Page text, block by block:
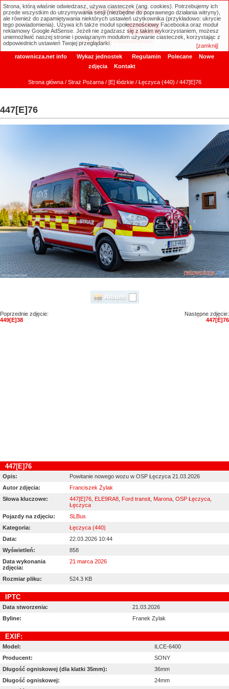
ratownicza.net
Wyszukiwanie zaawansowane
ratownicza.net info Wykaz jednostek Regulamin Polecane
Nowe
zdjęcia
Kontakt
Strona główna/ Straż Pożarna/ [E] łódzkie/ Łęczyca (440) / 447[E]76
447[E]76
Poprzednie zdjęcie:
449[E]38
Następne zdjęcie:
447[E]76
447[E]76
Opis:
Powitanie nowego wozu w OSP Łęczyca 21.03.2026
Autor zdjęcia:
Franciszek Żylak
Słowa kluczowe:
447[E]76 ELE9RA8 Ford transit Marona OSP Łęczyca
Łęczyca
Pojazdy na zdjęciu:
SLBus
Kategoria:
Łęczyca (440)
Data:
22.03.2026 10:44
Wyświetleń:
858
Data wykonania
zdjęcia:
21 marca 2026
Rozmiar pliku: 524.3 KB
IPTC
Data stworzenia:
21.03.2026
Byline:
Franek Zylak
EXIF:
Model:
ILCE-6400
Producent:
SONY
Długość ogniskowej (dla klatki 35mm):
36mm
Długość ogniskowej:
24mm
Strona, którą właśnie odwiedzasz, używa ciasteczek (ang. cookies). Potrzebujemy ich
przede wszystkim do utrzymywania sesji (niezbędne do poprawnego działania witryny),
ale również do zapamiętywania niektórych ustawień użytkownika (przykładowo: ukrycie
tego powiadomienia). Używa ich także moduł społecznościowy Facebooka oraz moduł
reklamowy Google AdSense. Jeżeli nie zgadzasz się z takim wykorzystaniem, możesz
uniemożliwić naszej stronie i powiązanym modułom używanie ciasteczek, korzystając z
odpowiednich ustawień Twojej przeglądarki.
[zamknij]